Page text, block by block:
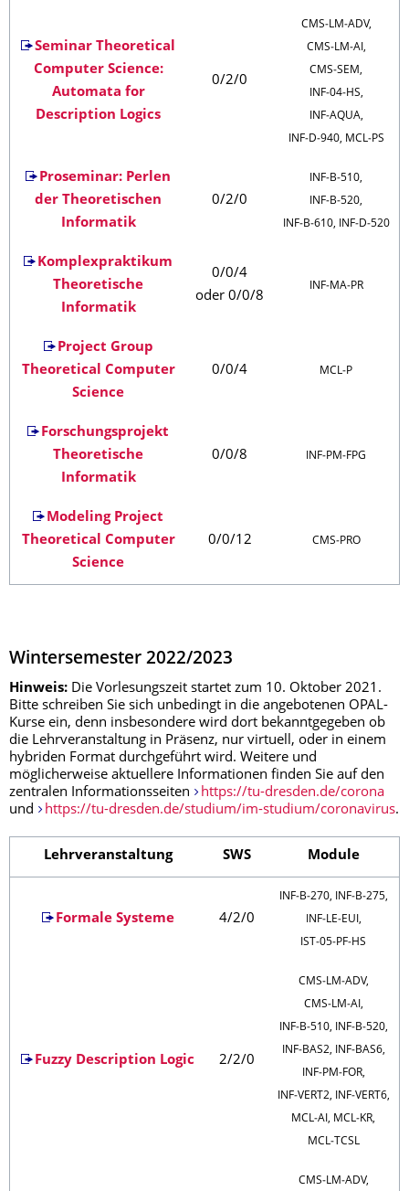
Seminar Theoretical
Computer Science:
Automata for
Description Logics
0/2/0
CMS‑LM‑ADV,
CMS‑LM‑AI,
CMS‑SEM,
INF‑04‑HS,
INF‑AQUA,
INF‑D‑940, MCL‑PS
Proseminar: Perlen
der Theoretischen
Informatik
0/2/0
INF‑B‑510,
INF‑B‑520,
INF‑B‑610, INF‑D‑520
Komplexpraktikum
Theoretische
Informatik
0/0/4
oder 0/0/8
INF‑MA‑PR
Project Group
Theoretical Computer
Science
0/0/4 MCL‑P
Forschungsprojekt
Theoretische
Informatik
0/0/8 INF‑PM‑FPG
Modeling Project
Theoretical Computer
Science
0/0/12 CMS‑PRO
Wintersemester 2022/2023
Hinweis: Die Vorlesungszeit startet zum 10. Oktober 2021.
Bitte schreiben Sie sich unbedingt in die angebotenen OPAL-
Kurse ein, denn insbesondere wird dort bekanntgegeben ob
die Lehrveranstaltung in Präsenz, nur virtuell, oder in einem
hybriden Format durchgeführt wird. Weitere und
möglicherweise aktuellere Informationen finden Sie auf den
zentralen Informationsseiten
https://tu-dresden.de/corona
und
https://tu-dresden.de/studium/im-studium/coronavirus.
Lehrveranstaltung SWS Module
Formale Systeme 4/2/0
INF‑B‑270, INF‑B‑275,
INF‑LE‑EUI,
IST‑05‑PF‑HS
Fuzzy Description Logic 2/2/0
CMS‑LM‑ADV,
CMS‑LM‑AI,
INF‑B‑510, INF‑B‑520,
INF‑BAS2, INF‑BAS6,
INF‑PM‑FOR,
INF‑VERT2, INF‑VERT6,
MCL‑AI, MCL‑KR,
MCL‑TCSL
CMS‑LM‑ADV,